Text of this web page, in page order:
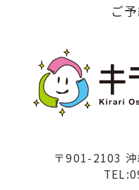
ご
〒901-2103